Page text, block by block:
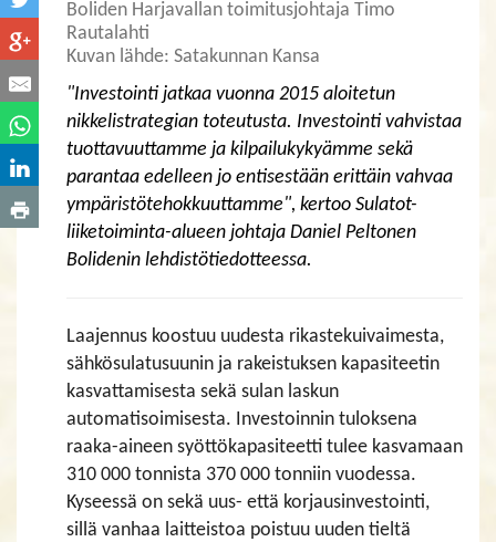
Boliden Harjavallan toimitusjohtaja Timo
Rautalahti
​​​​​​​Kuvan lähde: Satakunnan Kansa
"Investointi jatkaa vuonna 2015 aloitetun
nikkelistrategian toteutusta. Investointi vahvistaa
tuottavuuttamme ja kilpailukykyämme sekä
parantaa edelleen jo entisestään erittäin vahvaa
ympäristötehokkuuttamme", kertoo Sulatot-
liiketoiminta-alueen johtaja Daniel Peltonen
Bolidenin lehdistötiedotteessa.
Laajennus koostuu uudesta rikastekuivaimesta,
sähkösulatusuunin ja rakeistuksen kapasiteetin
kasvattamisesta sekä sulan laskun
automatisoimisesta. Investoinnin tuloksena
raaka-aineen syöttökapasiteetti tulee kasvamaan
310 000 tonnista 370 000 tonniin vuodessa.
Kyseessä on sekä uus- että korjausinvestointi,
sillä vanhaa laitteistoa poistuu uuden tieltä